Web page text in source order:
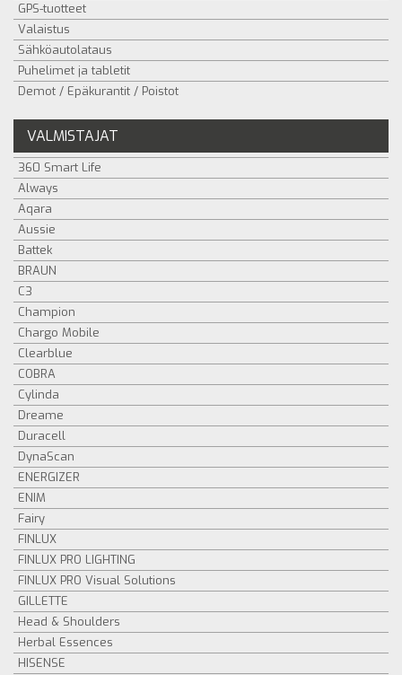
GPS-tuotteet
Valaistus
Sähköautolataus
Puhelimet ja tabletit
Demot / Epäkurantit / Poistot
VALMISTAJAT
360 Smart Life
Always
Aqara
Aussie
Battek
BRAUN
C3
Champion
Chargo Mobile
Clearblue
COBRA
Cylinda
Dreame
Duracell
DynaScan
ENERGIZER
ENIM
Fairy
FINLUX
FINLUX PRO LIGHTING
FINLUX PRO Visual Solutions
GILLETTE
Head & Shoulders
Herbal Essences
HISENSE